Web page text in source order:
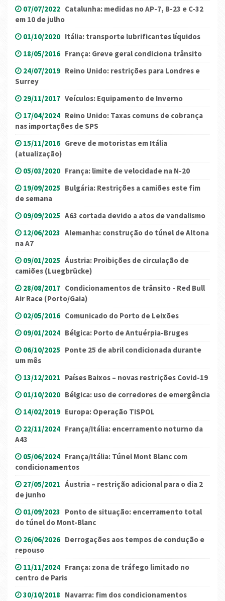
07/07/2022 Catalunha: medidas no AP-7, B-23 e C-32
em 10 de julho
01/10/2020 Itália: transporte lubrificantes líquidos
18/05/2016 França: Greve geral condiciona trânsito
24/07/2019 Reino Unido: restrições para Londres e
Surrey
29/11/2017 Veículos: Equipamento de Inverno
17/04/2024 Reino Unido: Taxas comuns de cobrança
nas importações de SPS
15/11/2016 Greve de motoristas em Itália
(atualização)
05/03/2020 França: limite de velocidade na N-20
19/09/2025 Bulgária: Restrições a camiões este fim
de semana
09/09/2025 A63 cortada devido a atos de vandalismo
12/06/2023 Alemanha: construção do túnel de Altona
na A7
09/01/2025 Áustria: Proibições de circulação de
camiões (Luegbrücke)
28/08/2017 Condicionamentos de trânsito - Red Bull
Air Race (Porto/Gaia)
02/05/2016 Comunicado do Porto de Leixões
09/01/2024 Bélgica: Porto de Antuérpia-Bruges
06/10/2025 Ponte 25 de abril condicionada durante
um mês
13/12/2021 Países Baixos – novas restrições Covid-19
01/10/2020 Bélgica: uso de corredores de emergência
14/02/2019 Europa: Operação TISPOL
22/11/2024 França/Itália: encerramento noturno da
A43
05/06/2024 França/Itália: Túnel Mont Blanc com
condicionamentos
27/05/2021 Áustria – restrição adicional para o dia 2
de junho
01/09/2023 Ponto de situação: encerramento total
do túnel do Mont-Blanc
26/06/2026 Derrogações aos tempos de condução e
repouso
11/11/2024 França: zona de tráfego limitado no
centro de Paris
30/10/2018 Navarra: fim dos condicionamentos